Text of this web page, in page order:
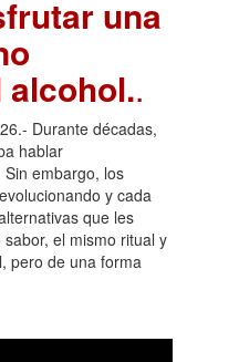
una
alcohol..
Durante décadas,
hablar
embargo, los
y cada
que les
el mismo ritual y
pero de una forma